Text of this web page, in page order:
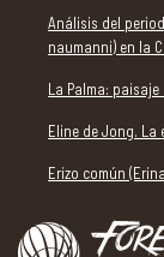
Análisis del
naumanni) en la
La Palma:
Eline de Jong. La
Erizo común